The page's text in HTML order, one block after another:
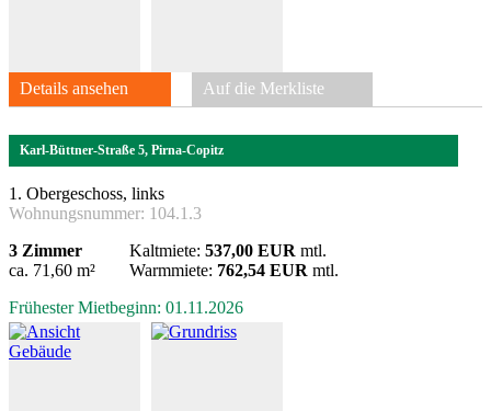
Details ansehen Auf die Merkliste
Karl-Büttner-Straße 5, Pirna-Copitz
1. Obergeschoss, links
Wohnungsnummer: 104.1.3
3 Zimmer
ca. 71,60 m²
Kaltmiete: 537,00 EUR mtl.
Warmmiete: 762,54 EUR mtl.
Frühester Mietbeginn: 01.11.2026